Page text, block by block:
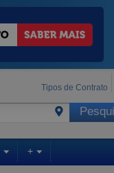
Tipos de Contrato
+